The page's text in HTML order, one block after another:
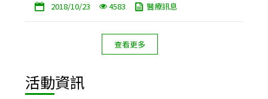
療儀2018/10/23 4583 醫療訊息
查看更多
活動資訊